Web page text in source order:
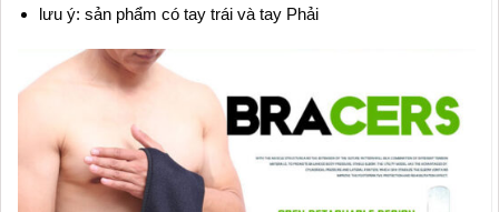
lưu ý: sản phẩm có tay trái và tay Phải